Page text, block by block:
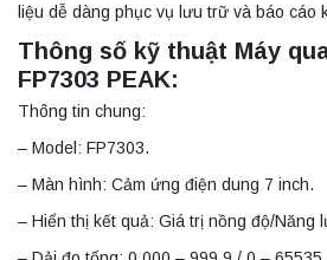
liệu dễ dàng phục vụ lưu trữ và báo cáo
Thông số kỹ thuật Máy
FP7303 PEAK:
Thông tin chung:
– Model: FP7303.
– Màn hình: Cảm ứng điện dung 7 inch.
– Hiển thị kết quả: Giá trị nồng độ/Năng